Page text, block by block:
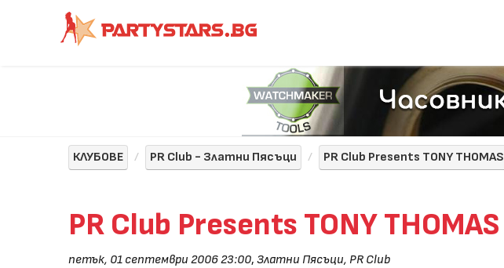
КЛУБОВЕ PR Club - Златни Пясъци PR Club Presents TONY THOMAS
PR Club Presents TONY THOMAS
петък, 01 септември 2006 23:00, Златни Пясъци, PR Club